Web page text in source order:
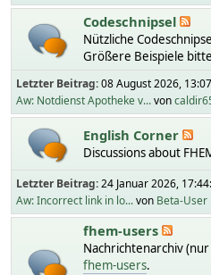
Codeschnipsel
Nützliche
Größere Beispiele
Letzter Beitrag:08 August 2026,
Aw: Notdienst Apotheke v...von
English Corner
Discussions about
Letzter Beitrag:24 Januar 2026,
Aw: Incorrect link in lo...von Beta-User
fhem-users
Nachrichtenarchiv
fhem-users.